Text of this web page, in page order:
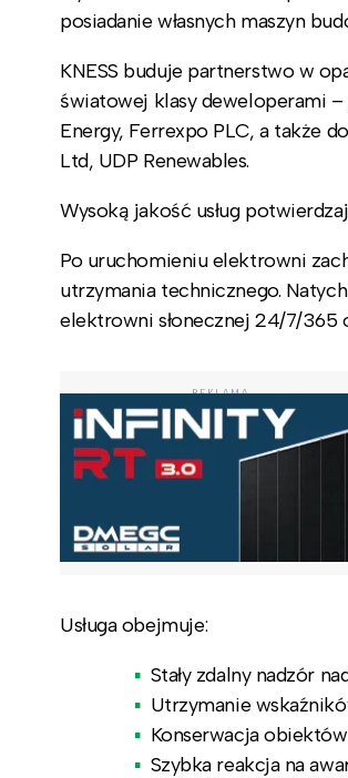
posiadanie własnych maszyn
KNESS buduje partnerstwo w
światowej klasy deweloperami
Energy, Ferrexpo PLC, a także
Ltd, UDP Renewables.
Wysoką jakość usług
Po uruchomieniu elektrowni
utrzymania technicznego.
elektrowni słonecznej 24/7/365
REKLAMA
Usługa obejmuje:
Stały zdalny nadzór
Utrzymanie
Konserwacja
Szybka reakcja na